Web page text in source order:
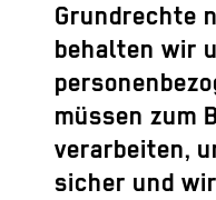
Grundrechte
behalten wir
müssen zum
verarbeiten,
sicher und